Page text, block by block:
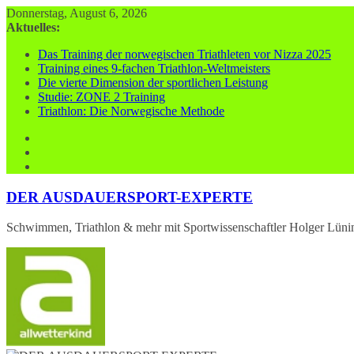
Zum
Inhalt
Donnerstag, August 6, 2026
Aktuelles:
Das Training der norwegischen Triathleten vor Nizza 2025
Training eines 9-fachen Triathlon-Weltmeisters
Die vierte Dimension der sportlichen Leistung
Studie: ZONE 2 Training
Triathlon: Die Norwegische Methode
DER AUSDAUERSPORT-EXPERTE
Schwimmen, Triathlon & mehr mit Sportwissenschaftler Holger